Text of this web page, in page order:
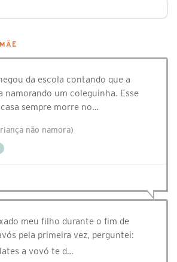
MÃE
da escola contando que a
namorando um coleguinha. Esse
sempre morre no…
não namora)
meu filho durante o fim de
pela primeira vez, perguntei:
a vovó te d…